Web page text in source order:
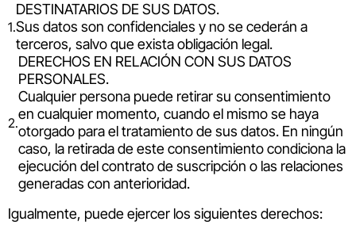
DESTINATARIOS DE SUS DATOS.
Sus datos son confidenciales y no se cederán a
terceros, salvo que exista obligación legal.
DERECHOS EN RELACIÓN CON SUS DATOS
PERSONALES.
Cualquier persona puede retirar su consentimiento
en cualquier momento, cuando el mismo se haya
otorgado para el tratamiento de sus datos. En ningún
caso, la retirada de este consentimiento condiciona la
ejecución del contrato de suscripción o las relaciones
generadas con anterioridad.
Igualmente, puede ejercer los siguientes derechos: